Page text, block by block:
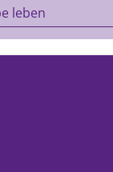
leben